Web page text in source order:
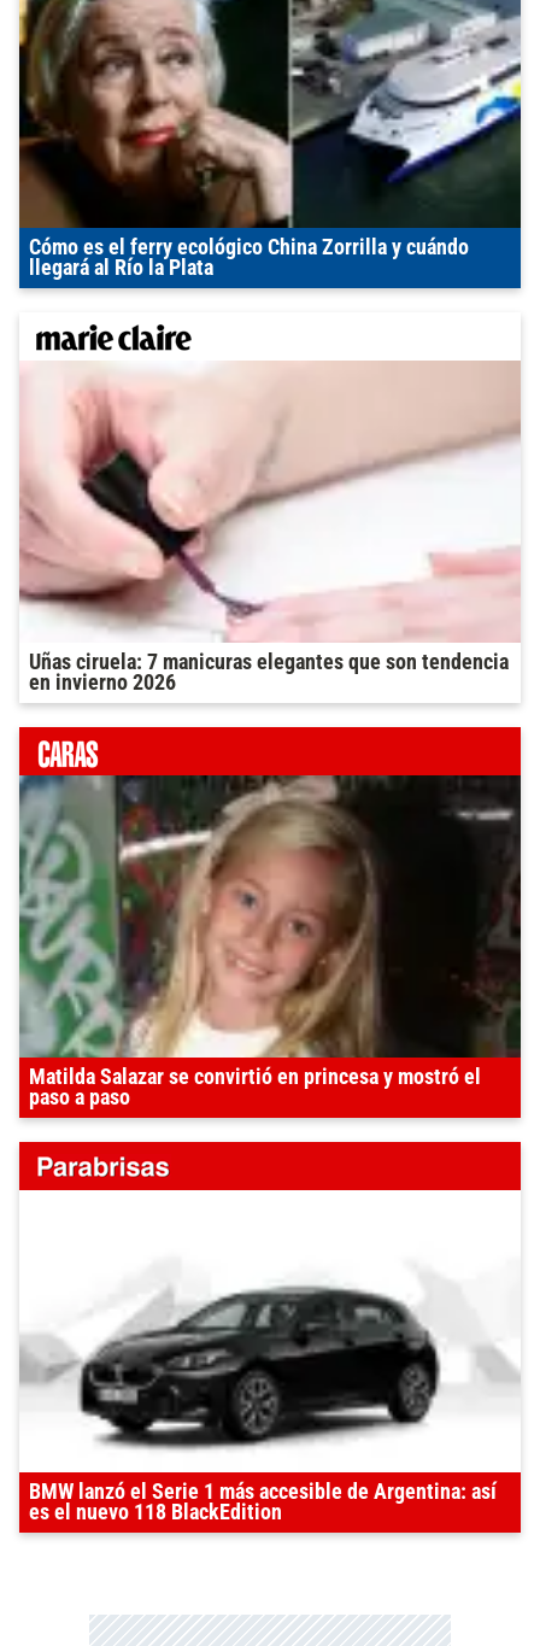
Cómo es el ferry ecológico China Zorrilla y cuándo
llegará al Río la Plata
Uñas ciruela: 7 manicuras elegantes que son tendencia
en invierno 2026
Matilda Salazar se convirtió en princesa y mostró el
paso a paso
BMW lanzó el Serie 1 más accesible de Argentina: así
es el nuevo 118 BlackEdition